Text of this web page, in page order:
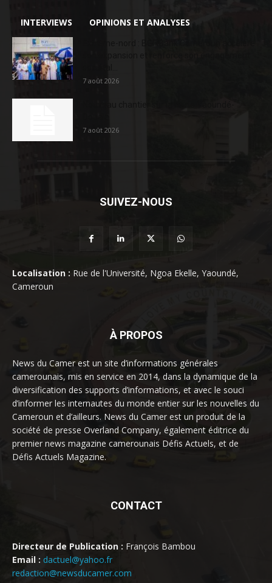
INTERVIEWS OPINIONS ET ANALYSES
7 août 2026
7 août 2026
SUIVEZ-NOUS
Localisation : Rue de l'Université, Ngoa Ekelle, Yaoundé,
Cameroun
À PROPOS
News du Camer est un site d’informations générales
camerounais, mis en service en 2014, dans la dynamique de la
diversification des supports d’informations, et avec le souci
d’informer les internautes du monde entier sur les nouvelles du
Cameroun et d’ailleurs. News du Camer est un produit de la
société de presse Overland Company, également éditrice du
premier news magazine camerounais Défis Actuels, et de
Défis Actuels Magazine.
CONTACT
Directeur de Publication : François Bambou
Email : dactuel@yahoo.fr
redaction@newsducamer.com